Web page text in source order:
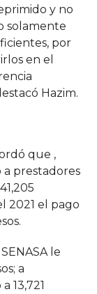
y no
solamente
por
en el
Hazim.
que ,
a prestadores
2021 el pago
le
a
13,721